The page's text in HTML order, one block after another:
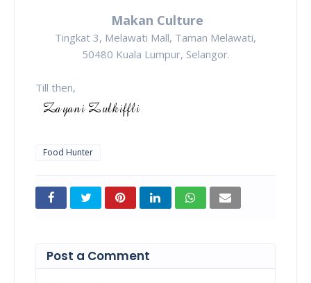
Makan Culture
Tingkat 3, Melawati Mall, Taman Melawati,
50480 Kuala Lumpur, Selangor.
Till then,
Food Hunter
Post a Comment